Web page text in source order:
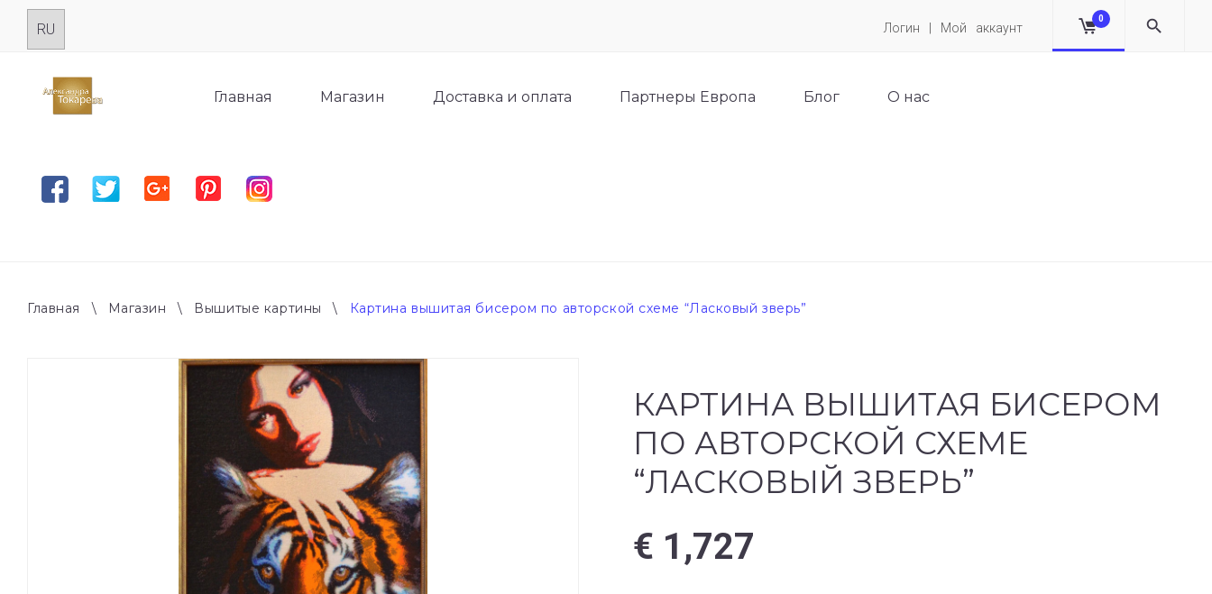
Skip
Логин | Мой аккаунт
0
FacebookTwitterGoogle plus PinterestInstagram
Главная Магазин Доставка и оплата Партнеры Европа Блог О нас
Главная \ Магазин \ Вышитые картины \ Картина вышитая бисером по авторской схеме “Ласковый зверь”
КАРТИНА ВЫШИТАЯ БИСЕРОМ
ПО АВТОРСКОЙ СХЕМЕ
“ЛАСКОВЫЙ ЗВЕРЬ”
€ 1,727